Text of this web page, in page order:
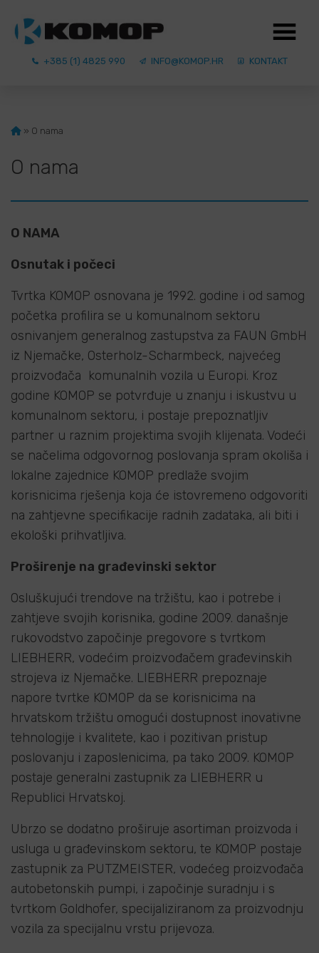
+385 (1) 4825 990 INFO@KOMOP.HR KONTAKT
» O nama
O nama
O NAMA
Osnutak i počeci
Tvrtka KOMOP osnovana je 1992. godine i od samog
početka profilira se u komunalnom sektoru
osnivanjem generalnog zastupstva za FAUN GmbH
iz Njemačke, Osterholz-Scharmbeck, najvećeg
proizvođača komunalnih vozila u Europi. Kroz
godine KOMOP se potvrđuje u znanju i iskustvu u
komunalnom sektoru, i postaje prepoznatljiv
partner u raznim projektima svojih klijenata. Vodeći
se načelima odgovornog poslovanja spram okoliša i
lokalne zajednice KOMOP predlaže svojim
korisnicima rješenja koja će istovremeno odgovoriti
na zahtjevne specifikacije radnih zadataka, ali biti i
ekološki prihvatljiva.
Proširenje na građevinski sektor
Osluškujući trendove na tržištu, kao i potrebe i
zahtjeve svojih korisnika, godine 2009. današnje
rukovodstvo započinje pregovore s tvrtkom
LIEBHERR, vodećim proizvođačem građevinskih
strojeva iz Njemačke. LIEBHERR prepoznaje
napore tvrtke KOMOP da se korisnicima na
hrvatskom tržištu omogući dostupnost inovativne
tehnologije i kvalitete, kao i pozitivan pristup
poslovanju i zaposlenicima, pa tako 2009. KOMOP
postaje generalni zastupnik za LIEBHERR u
Republici Hrvatskoj.
Ubrzo se dodatno proširuje asortiman proizvoda i
usluga u građevinskom sektoru, te KOMOP postaje
zastupnik za PUTZMEISTER, vodećeg proizvođača
autobetonskih pumpi, i započinje suradnju i s
tvrtkom Goldhofer, specijaliziranom za proizvodnju
vozila za specijalnu vrstu prijevoza.